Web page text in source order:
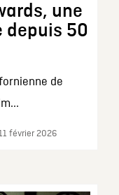
une
depuis 50
de
février 2026